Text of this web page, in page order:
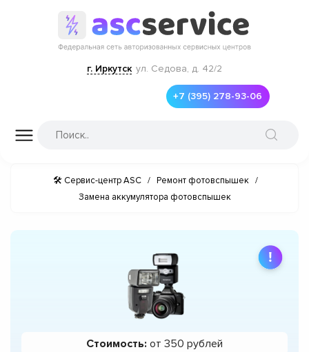
г. Иркутск ул. Седова, д. 42/2
+7 (395) 278-93-06
🛠 Сервис-центр ASC / Ремонт фотовспышек /
Замена аккумулятора фотовспышек
Стоимость: от 350 рублей